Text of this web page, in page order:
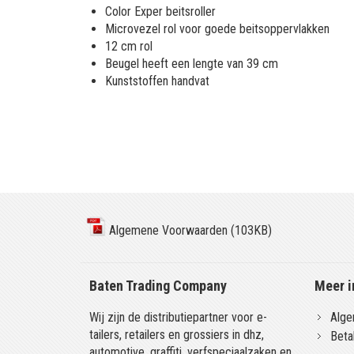
Color Exper beitsroller
Microvezel rol voor goede beitsoppervlakken
12 cm rol
Beugel heeft een lengte van 39 cm
Kunststoffen handvat
Algemene Voorwaarden (103KB)
Baten Trading Company
Wij zijn de distributiepartner voor e-
tailers, retailers en grossiers in dhz,
Meer